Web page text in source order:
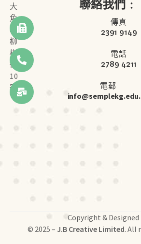
大
角
咀
柳
樹
街
10
號
聯絡我們﹕
傳真
2391 9149
電話
2789 4211
電郵
Copyright & Designed
© 2025 – J.B Creative Limited. All